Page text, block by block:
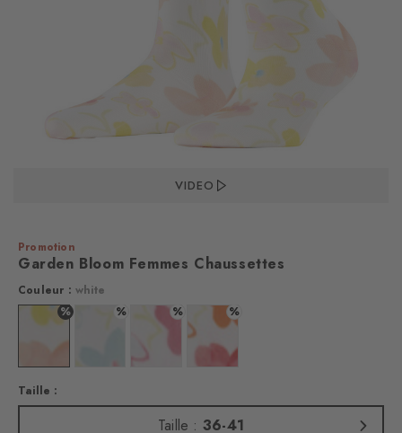
VIDEO
Promotion
Garden Bloom Femmes Chaussettes
Couleur : white
%
Couleur : white
%
%
Couleur : white
%
Taille :
Taille : 36-41